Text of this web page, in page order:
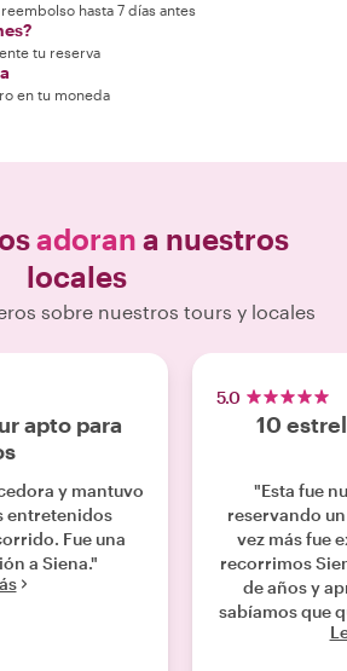
hasta 7 días antes
tu reserva
en tu moneda
adoran a nuestros
locales
sobre nuestros tours y locales
apto para
y mantuvo
entretenidos
Fue una
a Siena."
5.0
10
"Esta fue
reservando
vez más fue
recorrimos
de años y
sabíamos que
ella